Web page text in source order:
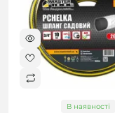
В наявності